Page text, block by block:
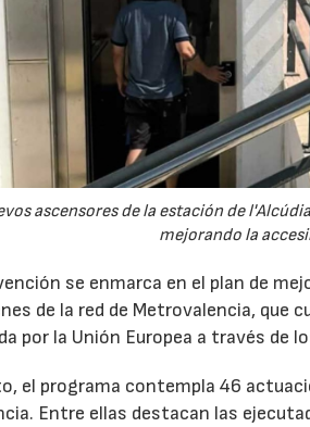
ascensores de la estación de
mejorando la
se enmarca en el plan de
de la red de Metrovalencia, que
por la Unión Europea a través de
el programa contempla 46
Entre ellas destacan las